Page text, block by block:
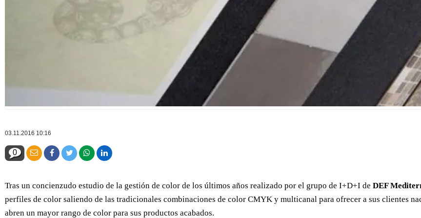
03.11.2016 10:16
0
Tras un concienzudo estudio de la gestión de color de los últimos años realizado por el grupo de I+D+I de DEF
perfiles de color saliendo de las tradicionales combinaciones de color CMYK y multicanal para ofrecer a sus clientes
abren un mayor rango de color para sus productos acabados.